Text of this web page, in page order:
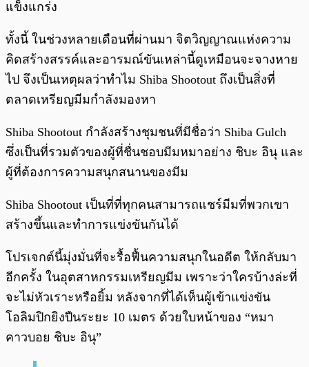
แข็งแกร่ง
ทั้งนี้ ในช่วงหลายเดือนที่ผ่านมา จิตวิญญาณแห่งความ
คิดสร้างสรรค์และอารมณ์ขันเหล่านี้ดูเหมือนจะจางหาย
ไป จึงเป็นเหตุผลว่าทำไม Shiba Shootout ถึงเป็นสิ่งที่
ตลาดเหรียญมีมกำลังมองหา
Shiba Shootout กำลังสร้างชุมชนที่มีชื่อว่า Shiba Gulch
ซึ่งเป็นที่รวมตัวของผู้ที่ชื่นชอบมีมหมาอย่าง ชิบะ อินุ และ
ผู้ที่ต้องการความสนุกสนานของมีม
Shiba Shootout เป็นที่ที่ทุกคนสามารถแชร์มีมที่พวกเขา
สร้างขึ้นและทำการแข่งขันกันได้
โปรเจกต์นี้มุ่งมั่นที่จะรื้อฟื้นความสนุกในอดีต ให้กลับมา
อีกครั้ง ในอุตสาหกรรมเหรียญมีม เพราะว่าใครบ้างล่ะที่
จะไม่หัวเราะหรือยิ้ม หลังจากที่ได้เห็นผู้เข้าแข่งขัน
โอลิมปิกยิงปืนระยะ 10 เมตร ด้วยใบหน้าของ “หมา
คาวบอย ชิบะ อินุ”